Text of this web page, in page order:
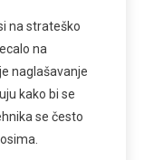
na strateško
na
naglašavanje
kako bi se
se često